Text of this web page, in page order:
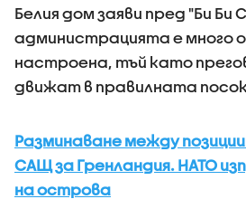
Белия дом заяви пред "Би Би
администрацията е много
настроена, тъй като
движат в правилната
Разминаване между
САЩ за Гренландия. НАТО
на острова